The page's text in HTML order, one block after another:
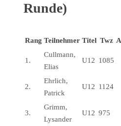
Runde)
Rang Teilnehmer Titel Twz
1.
Cullmann,
Elias
U12 1085
2.
Ehrlich,
Patrick
U12 1124
3.
Grimm,
Lysander
U12 975